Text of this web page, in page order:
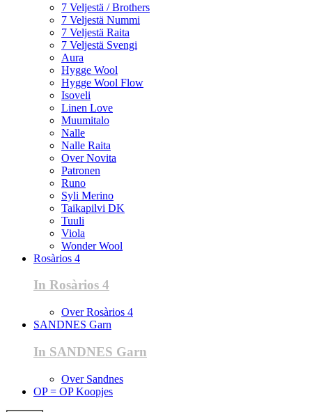
7 Veljestä / Brothers
7 Veljestä Nummi
7 Veljestä Raita
7 Veljestä Svengi
Aura
Hygge Wool
Hygge Wool Flow
Isoveli
Linen Love
Muumitalo
Nalle
Nalle Raita
Over Novita
Patronen
Runo
Syli Merino
Taikapilvi DK
Tuuli
Viola
Wonder Wool
Rosàrios 4
In Rosàrios 4
Over Rosàrios 4
SANDNES Garn
In SANDNES Garn
Over Sandnes
OP = OP Koopjes